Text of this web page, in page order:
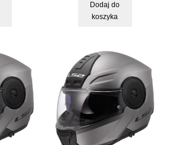
Dodaj do
koszyka